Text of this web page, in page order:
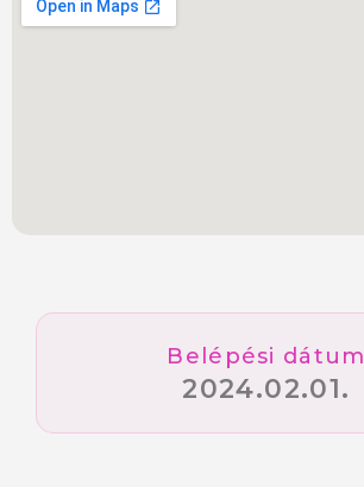
Belépési dátum
2024.02.01.